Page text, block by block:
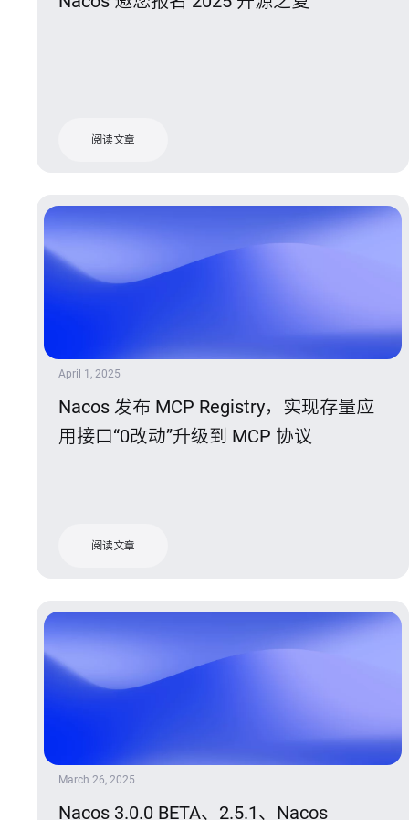
阅读文章
April 1, 2025
Nacos 发布 MCP Registry，实现存量应
用接口“0改动”升级到 MCP 协议
阅读文章
March 26, 2025
Nacos 3.0.0 BETA、2.5.1、Nacos